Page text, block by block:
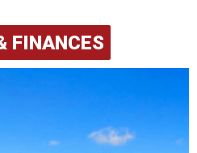
FINANCES